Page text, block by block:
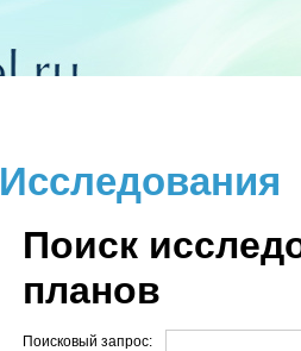
Исследования
Поиск
планов
Поисковый запрос: